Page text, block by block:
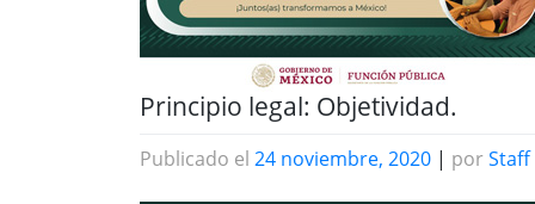
Principio legal: Objetividad.
Publicado el 24 noviembre, 2020 | por Staff